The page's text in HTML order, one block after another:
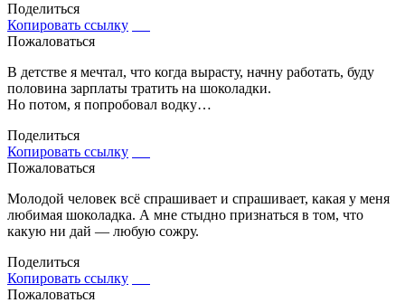
Поделиться
Копировать ссылку
Пожаловаться
В детстве я мечтал, что когда вырасту, начну работать, буду
половина зарплаты тратить на шоколадки.
Но потом, я попробовал водку…
Поделиться
Копировать ссылку
Пожаловаться
Молодой человек всё спрашивает и спрашивает, какая у меня
любимая шоколадка. А мне стыдно признаться в том, что
какую ни дай — любую сожру.
Поделиться
Копировать ссылку
Пожаловаться